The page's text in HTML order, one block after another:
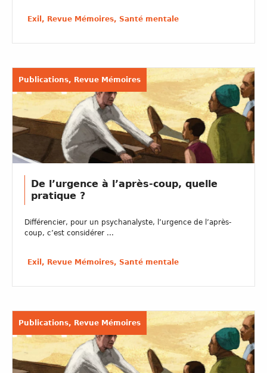
Exil, Revue Mémoires, Santé mentale
Publications, Revue Mémoires
De l’urgence à l’après-coup, quelle
pratique ?
Différencier, pour un psychanalyste, l’urgence de l’après-
coup, c’est considérer ...
Exil, Revue Mémoires, Santé mentale
Publications, Revue Mémoires